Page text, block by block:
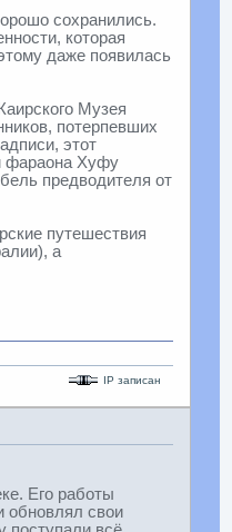
сохранились.
которая
даже появилась
Музея
потерпевших
этот
фараона Хуфу
предводителя от
путешествия
а
IP записан
Его работы
обновлял свои